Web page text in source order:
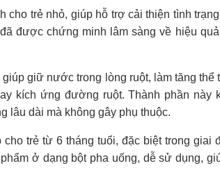
cho trẻ nhỏ, giúp hỗ trợ cải thiện tình
được chứng minh lâm sàng về hiệu
giữ nước trong lòng ruột, làm tăng
kích ứng đường ruột. Thành phần này
lâu dài mà không gây phụ thuộc.
trẻ từ 6 tháng tuổi, đặc biệt trong giai
ở dạng bột pha uống, dễ sử dụng,